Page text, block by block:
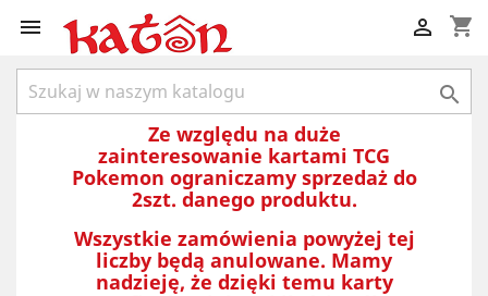
 shopping_cart


Ze względu na duże
zainteresowanie kartami TCG
Pokemon ograniczamy sprzedaż do
2szt. danego produktu.
Wszystkie zamówienia powyżej tej
liczby będą anulowane. Mamy
nadzieję, że dzięki temu karty